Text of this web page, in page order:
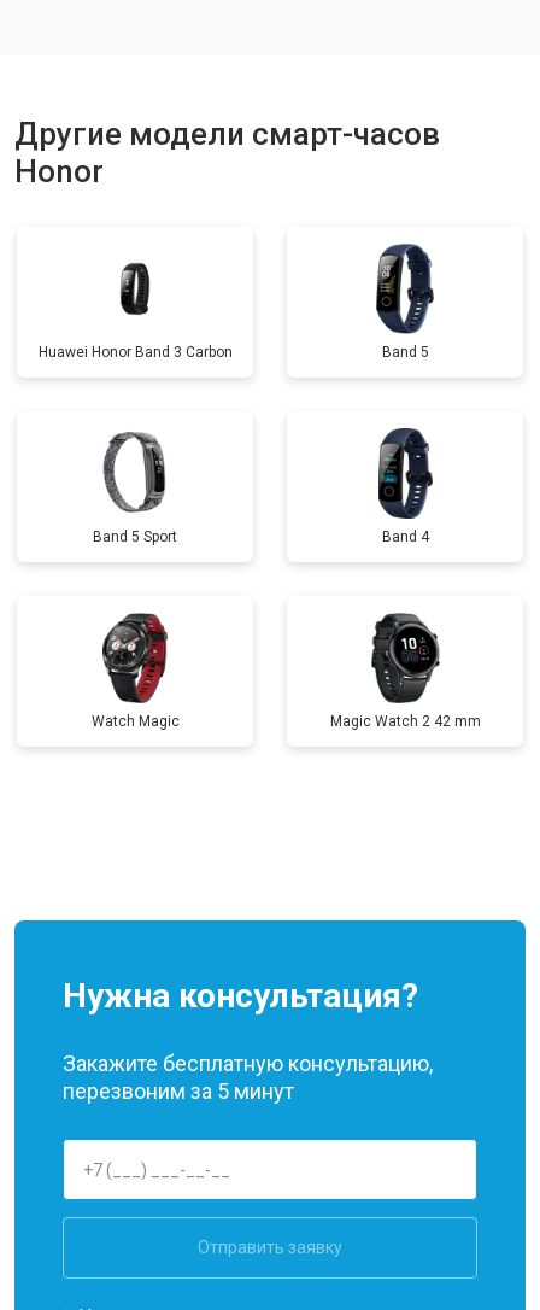
Другие модели смарт-часов
Honor
Huawei Honor Band 3 Carbon Band 5
Band 5 Sport Band 4
Watch Magic Magic Watch 2 42 mm
Нужна консультация?
Закажите бесплатную консультацию,
перезвоним за 5 минут
Отправить заявку